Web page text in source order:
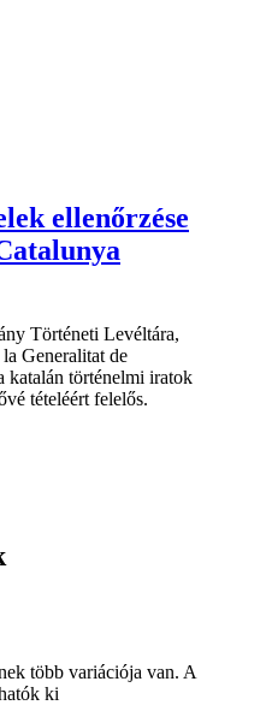
ellenőrzése
Történeti Levéltára,
Generalitat de
katalán történelmi iratok
tételéért felelős.
több variációja van. A
ki